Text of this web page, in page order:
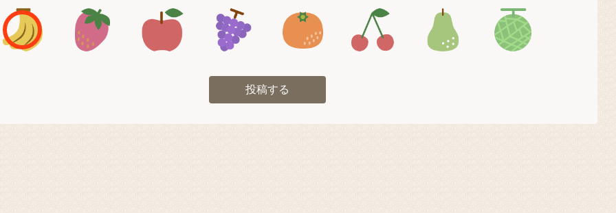
アイコン1 アイコン2 アイコン3 アイコン4 アイコン5 アイコン6 アイコン7
投稿する